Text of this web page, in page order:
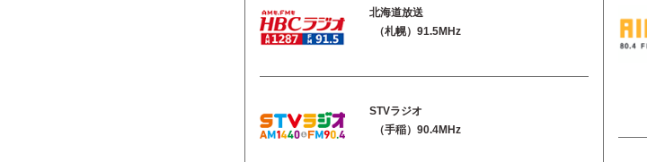
北海道放送
（札幌）91.5MHz
STVラジオ
（手稲）90.4MHz